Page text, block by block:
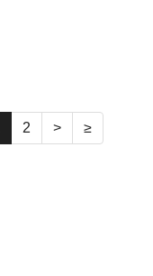
2 > ≥